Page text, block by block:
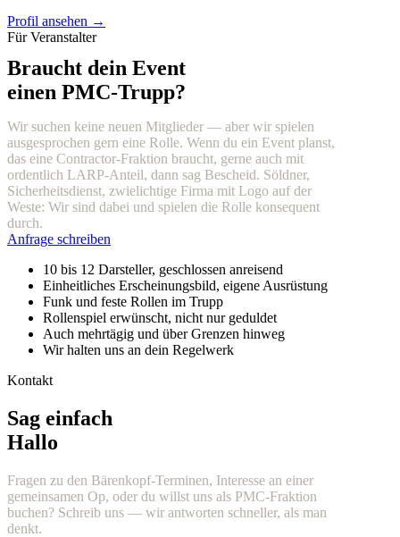
Profil ansehen →
Für Veranstalter
Braucht dein Event
einen PMC-Trupp?
Wir suchen keine neuen Mitglieder — aber wir spielen
ausgesprochen gern eine Rolle. Wenn du ein Event planst,
das eine Contractor-Fraktion braucht, gerne auch mit
ordentlich LARP-Anteil, dann sag Bescheid. Söldner,
Sicherheitsdienst, zwielichtige Firma mit Logo auf der
Weste: Wir sind dabei und spielen die Rolle konsequent
durch.
Anfrage schreiben
10 bis 12 Darsteller, geschlossen anreisend
Einheitliches Erscheinungsbild, eigene Ausrüstung
Funk und feste Rollen im Trupp
Rollenspiel erwünscht, nicht nur geduldet
Auch mehrtägig und über Grenzen hinweg
Wir halten uns an dein Regelwerk
Kontakt
Sag einfach
Hallo
Fragen zu den Bärenkopf-Terminen, Interesse an einer
gemeinsamen Op, oder du willst uns als PMC-Fraktion
buchen? Schreib uns — wir antworten schneller, als man
denkt.